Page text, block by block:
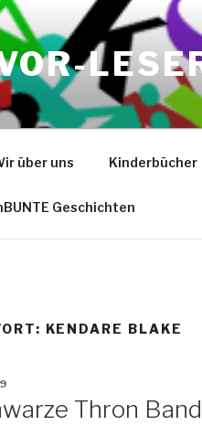
über uns Kinderbücher
Geschichten
KENDARE BLAKE
Thron